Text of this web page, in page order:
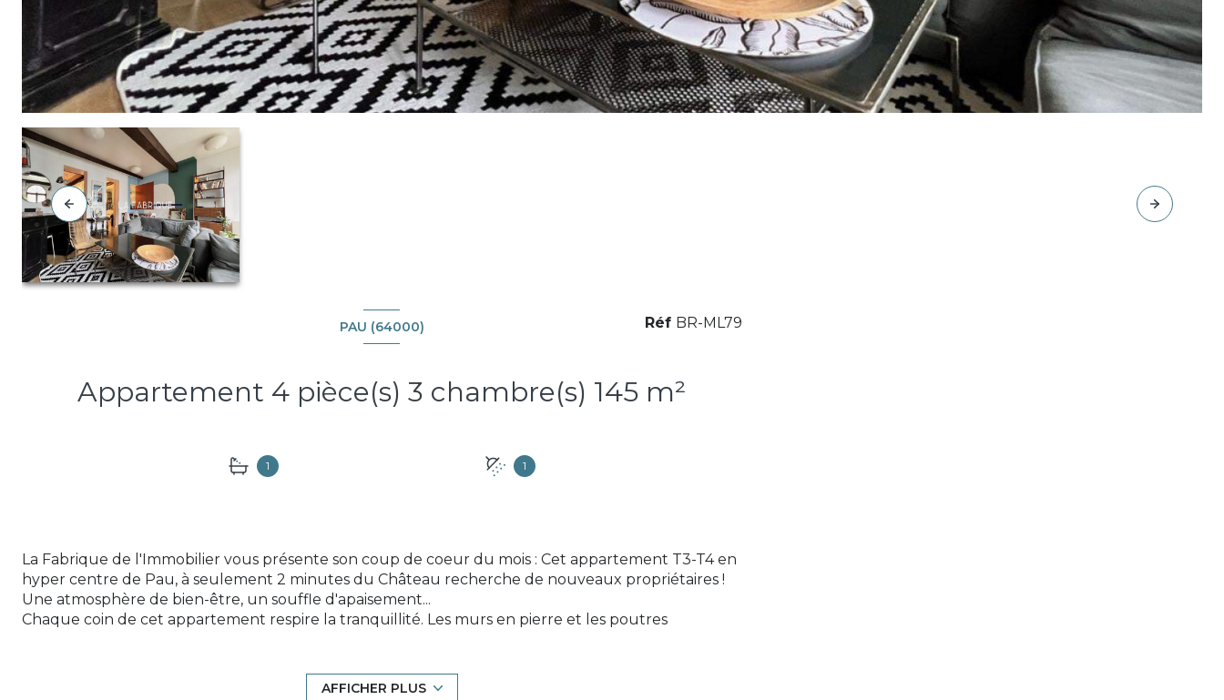
PAU (64000)
Appartement 4 pièce(s) 3 chambre(s) 145 m²
1 1
Réf BR-ML79
La Fabrique de l'Immobilier vous présente son coup de coeur du mois : Cet appartement T3-T4 en
hyper centre de Pau, à seulement 2 minutes du Château recherche de nouveaux propriétaires !
Une atmosphère de bien-être, un souffle d'apaisement...
Chaque coin de cet appartement respire la tranquillité. Les murs en pierre et les poutres
AFFICHER PLUS